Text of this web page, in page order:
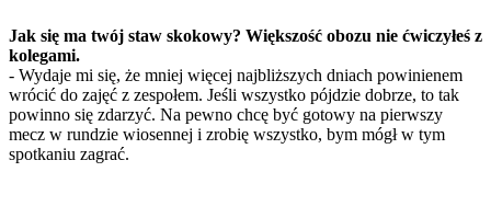
Jak się ma twój staw skokowy? Większość obozu nie ćwiczyłeś z
kolegami.
- Wydaje mi się, że mniej więcej najbliższych dniach powinienem
wrócić do zajęć z zespołem. Jeśli wszystko pójdzie dobrze, to tak
powinno się zdarzyć. Na pewno chcę być gotowy na pierwszy
mecz w rundzie wiosennej i zrobię wszystko, bym mógł w tym
spotkaniu zagrać.